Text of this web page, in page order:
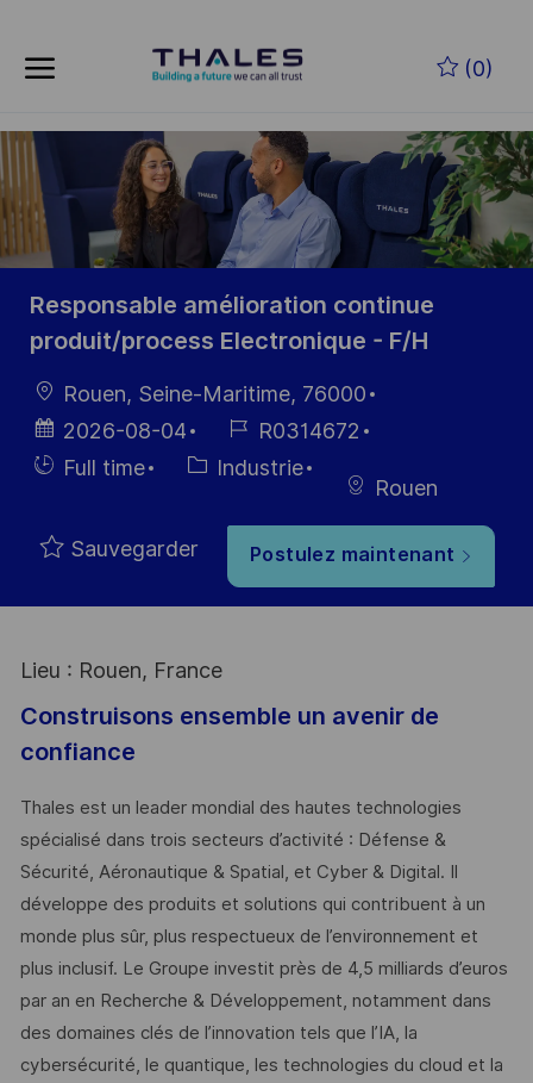
(0)
-
Responsable amélioration continue
produit/process Electronique - F/H
localisation
Rouen, Seine-Maritime, 76000
Date
d’affichage
2026-08-04
Référence
du poste
R0314672
HiringFull time Catégorie
Industrie
Rouen
Sauvegarder Postulez maintenant
Lieu : Rouen, France
Construisons ensemble un avenir de
confiance
Thales est un leader mondial des hautes technologies
spécialisé dans trois secteurs d’activité : Défense &
Sécurité, Aéronautique & Spatial, et Cyber & Digital. Il
développe des produits et solutions qui contribuent à un
monde plus sûr, plus respectueux de l’environnement et
plus inclusif. Le Groupe investit près de 4,5 milliards d’euros
par an en Recherche & Développement, notamment dans
des domaines clés de l’innovation tels que l’IA, la
cybersécurité, le quantique, les technologies du cloud et la